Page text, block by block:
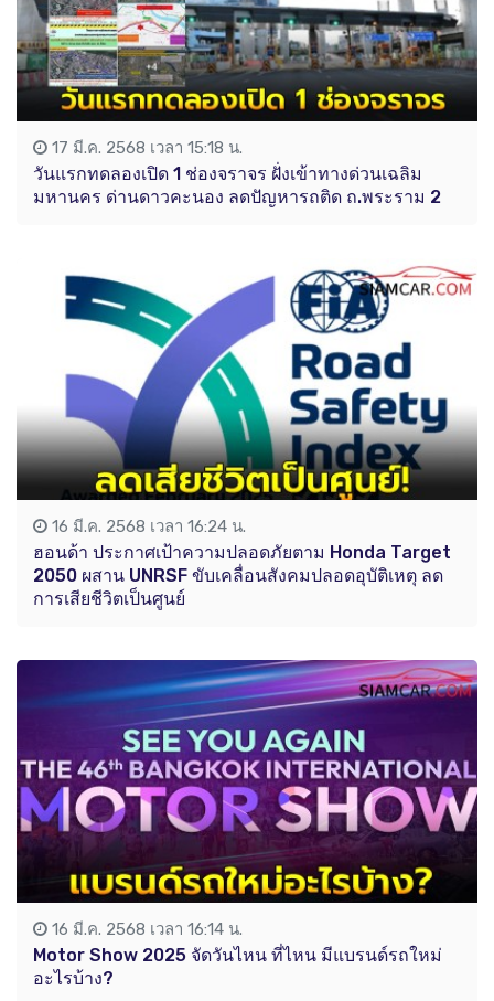
17 มี.ค. 2568 เวลา 15:18 น.
วันแรกทดลองเปิด 1 ช่องจราจร ฝั่งเข้าทางด่วนเฉลิม
มหานคร ด่านดาวคะนอง ลดปัญหารถติด ถ.พระราม 2
16 มี.ค. 2568 เวลา 16:24 น.
ฮอนด้า ประกาศเป้าความปลอดภัยตาม Honda Target
2050 ผสาน UNRSF ขับเคลื่อนสังคมปลอดอุบัติเหตุ ลด
การเสียชีวิตเป็นศูนย์
16 มี.ค. 2568 เวลา 16:14 น.
Motor Show 2025 จัดวันไหน ที่ไหน มีแบรนด์รถใหม่
อะไรบ้าง?